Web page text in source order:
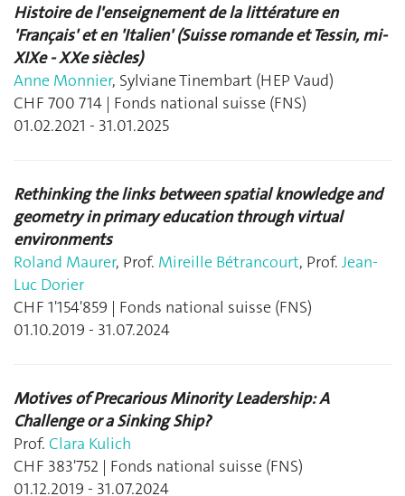
Histoire de l'enseignement de la littérature en
'Français' et en 'Italien' (Suisse romande et Tessin, mi-
XIXe - XXe siècles)
Anne Monnier, Sylviane Tinembart (HEP Vaud)
CHF 700 714 | Fonds national suisse (FNS)
01.02.2021 - 31.01.2025
Rethinking the links between spatial knowledge and
geometry in primary education through virtual
environments
Roland Maurer, Prof. Mireille Bétrancourt, Prof. Jean-
Luc Dorier
CHF 1'154'859 | Fonds national suisse (FNS)
01.10.2019 - 31.07.2024
Motives of Precarious Minority Leadership: A
Challenge or a Sinking Ship?
Prof. Clara Kulich
CHF 383'752 | Fonds national suisse (FNS)
01.12.2019 - 31.07.2024